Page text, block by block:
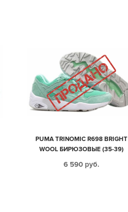
PUMA TRINOMIC R698 BRIGHT
WOOL БИРЮЗОВЫЕ (35-39)
6 590 руб.